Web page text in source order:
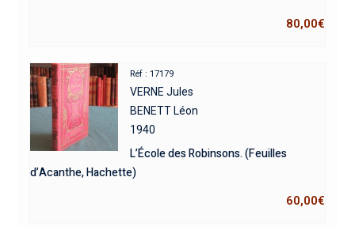
80,00€
Réf : 17179
VERNE Jules
BENETT Léon
1940
L’École des Robinsons. (Feuilles
d’Acanthe, Hachette)
60,00€